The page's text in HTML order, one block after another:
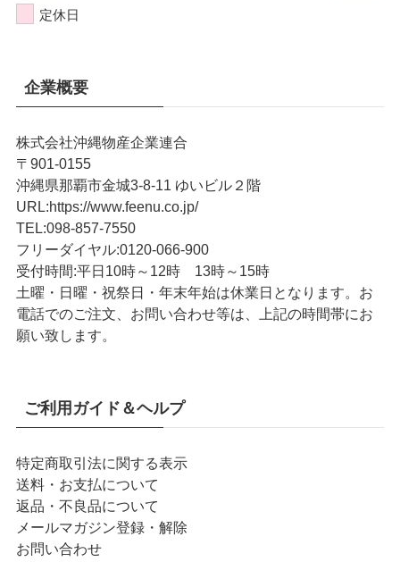
定休日
企業概要
株式会社沖縄物産企業連合
〒901-0155
沖縄県那覇市金城3-8-11 ゆいビル２階
URL:https://www.feenu.co.jp/
TEL:098-857-7550
フリーダイヤル:0120-066-900
受付時間:平日10時～12時 13時～15時
土曜・日曜・祝祭日・年末年始は休業日となります。お
電話でのご注文、お問い合わせ等は、上記の時間帯にお
願い致します。
ご利用ガイド＆ヘルプ
特定商取引法に関する表示
送料・お支払について
返品・不良品について
メールマガジン登録・解除
お問い合わせ